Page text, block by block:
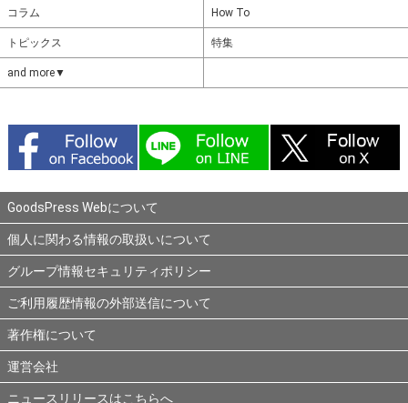
コラム How To
トピックス 特集
and more▼
GoodsPress Webについて
個人に関わる情報の取扱いについて
グループ情報セキュリティポリシー
ご利用履歴情報の外部送信について
著作権について
運営会社
ニュースリリースはこちらへ